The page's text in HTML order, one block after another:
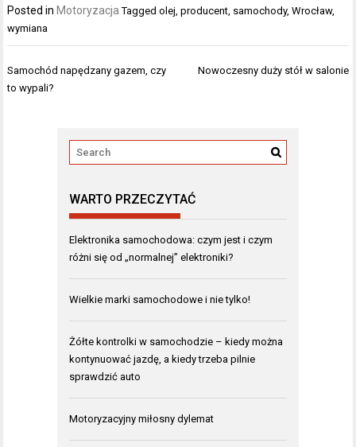
Posted in Motoryzacja Taggedolej,producent, samochody,Wrocław,
wymiana
Nawigacja
wpisu
Samochód napędzany gazem, czy
to wypali?
Nowoczesny duży stół w salonie
WARTO PRZECZYTAĆ
Elektronika samochodowa: czym jest i czym
różni się od „normalnej” elektroniki?
Wielkie marki samochodowe i nie tylko!
Żółte kontrolki w samochodzie – kiedy można
kontynuować jazdę, a kiedy trzeba pilnie
sprawdzić auto
Motoryzacyjny miłosny dylemat